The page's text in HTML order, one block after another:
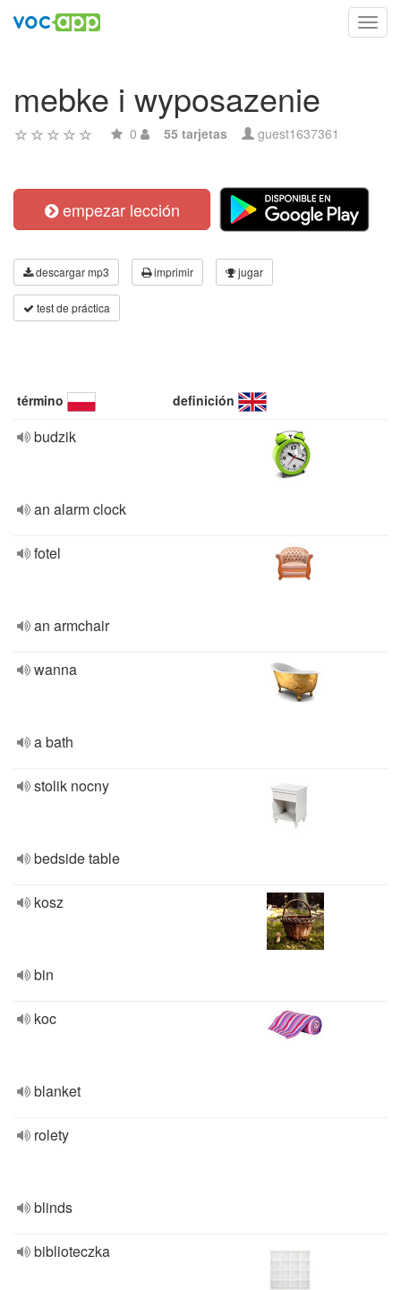
mebke i wyposazenie
0 55 tarjetas guest1637361
empezar lección
descargar mp3 imprimir jugar
test de práctica
término definición
budzik
an alarm clock
fotel
an armchair
wanna
a bath
stolik nocny
bedside table
kosz
bin
koc
blanket
rolety
blinds
biblioteczka